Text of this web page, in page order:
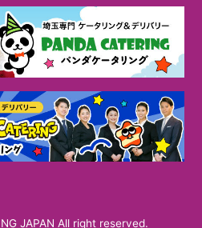
JAPAN All right reserved.